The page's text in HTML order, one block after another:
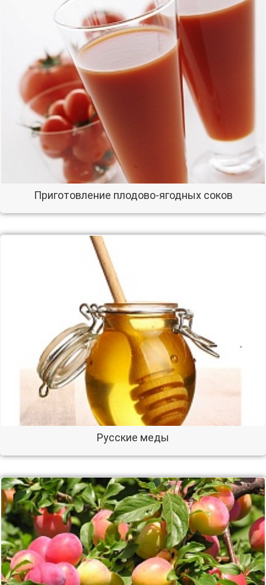
Приготовление плодово-ягодных соков
Русские меды